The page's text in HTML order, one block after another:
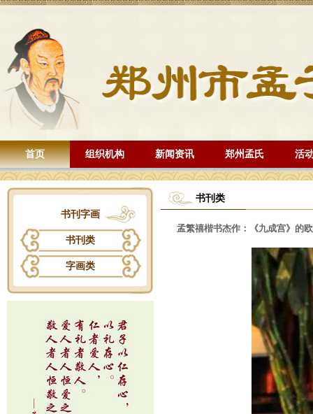
首页 组织机构 新闻资讯 郑州孟氏 活
书刊字画
书刊类
字画类
书刊类
孟繁禧楷书杰作：《九成宫》的